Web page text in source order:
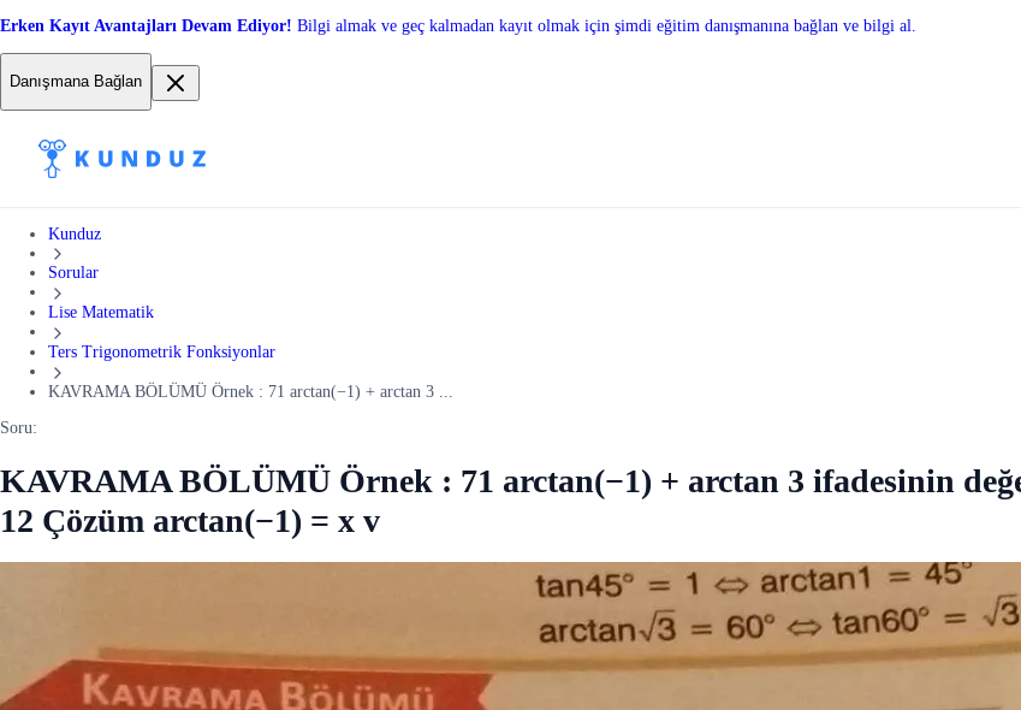
Erken Kayıt Avantajları Devam Ediyor! Bilgi almak ve geç kalmadan kayıt olmak için şimdi eğitim danışmanına bağlan ve bilgi al.
Danışmana Bağlan
Kunduz
Sorular
Lise Matematik
Ters Trigonometrik Fonksiyonlar
KAVRAMA BÖLÜMÜ Örnek : 71 arctan(−1) + arctan 3 ...
Soru:
KAVRAMA BÖLÜMÜ Örnek : 71 arctan(−1) + arctan 3 ifadesinin
12 Çözüm arctan(−1) = x v